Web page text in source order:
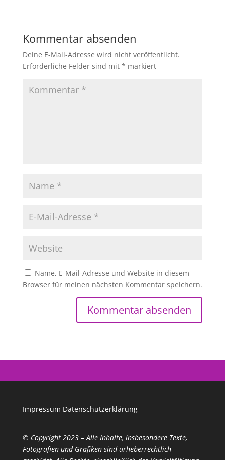
Kommentar absenden
Deine E-Mail-Adresse wird nicht veröffentlicht.
Erforderliche Felder sind mit * markiert
Name, E-Mail-Adresse und Website in diesem
Browser für meinen nächsten Kommentar speichern.
Impressum Datenschutzerklärung
© Copyright 2023 – Alle Inhalte, insbesondere Texte,
Fotografien und Grafiken sind urheberrechtlich